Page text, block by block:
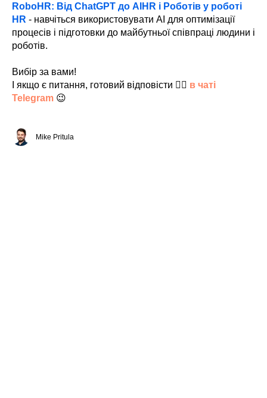
RoboHR: Від ChatGPT до AIHR і Роботів у роботі
HR - навчіться використовувати AI для оптимізації
процесів і підготовки до майбутньої співпраці людини і
роботів.
Вибір за вами!
І якщо є питання, готовий відповісти 👉🏻 в чаті
Telegram 😉
Mike Pritula